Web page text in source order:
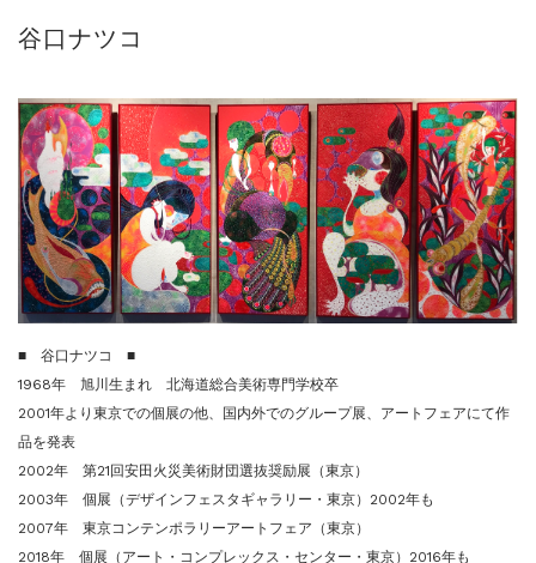
ご案内
2023.4.25
ご案内
2023.2.25
ギャラリーシーズ「秋の美術散歩 京都・大...
谷口ナツコ
■ 谷口ナツコ ■
1968年 旭川生まれ 北海道総合美術専門学校卒
2001年より東京での個展の他、国内外でのグループ展、アートフェアにて作
品を発表
2002年 第21回安田火災美術財団選抜奨励展（東京）
2003年 個展（デザインフェスタギャラリー・東京）2002年も
2007年 東京コンテンポラリーアートフェア（東京）
2018年 個展（アート・コンプレックス・センター・東京）2016年も